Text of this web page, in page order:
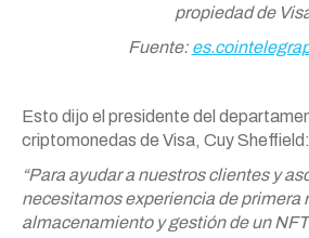
propiedad de
Fuente:
Esto dijo el presidente del
criptomonedas de Visa, Cuy Sheffield:
“Para ayudar a nuestros clientes y
necesitamos experiencia de primera
almacenamiento y gestión de un